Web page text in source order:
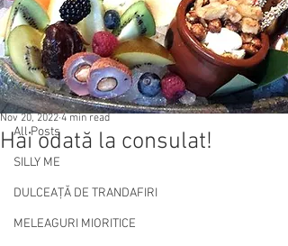
Post
All Posts
SILLY ME
DULCEAȚĂ DE TRANDAFIRI
MELEAGURI MIORITICE
All Posts
Hai odată la consulat!
Nov 20, 2022 4 min read